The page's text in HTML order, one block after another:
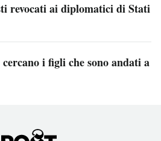
revocati ai diplomatici di Stati
i figli che sono andati a